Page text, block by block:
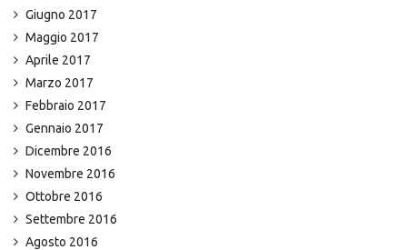
Giugno 2017
Maggio 2017
Aprile 2017
Marzo 2017
Febbraio 2017
Gennaio 2017
Dicembre 2016
Novembre 2016
Ottobre 2016
Settembre 2016
Agosto 2016